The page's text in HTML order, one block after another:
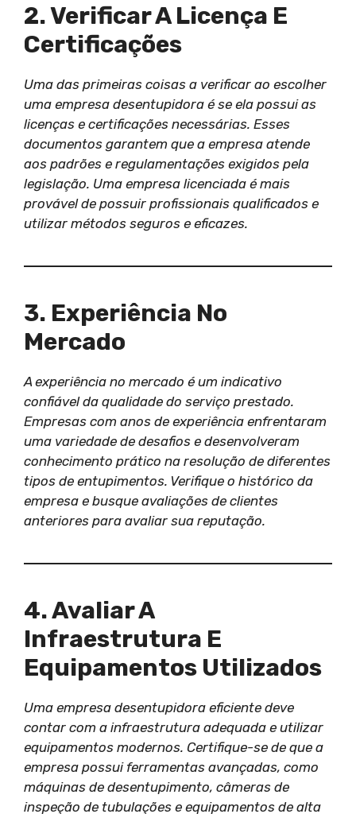
2. Verificar A Licença E
Certificações
Uma das primeiras coisas a verificar ao escolher
uma empresa desentupidora é se ela possui as
licenças e certificações necessárias. Esses
documentos garantem que a empresa atende
aos padrões e regulamentações exigidos pela
legislação. Uma empresa licenciada é mais
provável de possuir profissionais qualificados e
utilizar métodos seguros e eficazes.
3. Experiência No
Mercado
A experiência no mercado é um indicativo
confiável da qualidade do serviço prestado.
Empresas com anos de experiência enfrentaram
uma variedade de desafios e desenvolveram
conhecimento prático na resolução de diferentes
tipos de entupimentos. Verifique o histórico da
empresa e busque avaliações de clientes
anteriores para avaliar sua reputação.
4. Avaliar A
Infraestrutura E
Equipamentos Utilizados
Uma empresa desentupidora eficiente deve
contar com a infraestrutura adequada e utilizar
equipamentos modernos. Certifique-se de que a
empresa possui ferramentas avançadas, como
máquinas de desentupimento, câmeras de
inspeção de tubulações e equipamentos de alta